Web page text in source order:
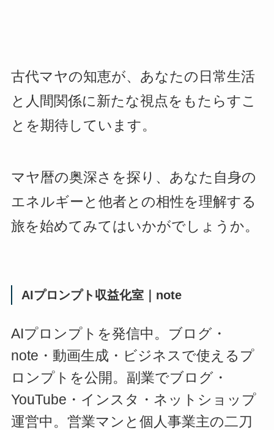
古代マヤの知恵が、あなたの日常生活
と人間関係に新たな視点をもたらすこ
とを期待しています。
マヤ暦の奥深さを探り、あなた自身の
エネルギーと他者との相性を理解する
旅を始めてみてはいかがでしょうか。
AIプロンプト収益化室｜note
AIプロンプトを発信中。ブログ・
note・動画生成・ビジネスで使えるプ
ロンプトを公開。副業でブログ・
YouTube・インスタ・ネットショップ
運営中。営業マンと個人事業主の二刀